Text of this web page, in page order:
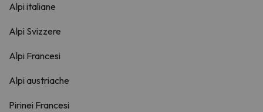
Alpi italiane
Alpi Svizzere
Alpi Francesi
Alpi austriache
Pirinei Francesi